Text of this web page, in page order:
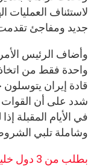
لاستئناف
جديد ومفاجئ
وأضاف الرئيس
واحدة فقط من
قادة إيران
شدد على أن القوات
في الأيام المقبلة
وشاملة تلبي
بطلب من